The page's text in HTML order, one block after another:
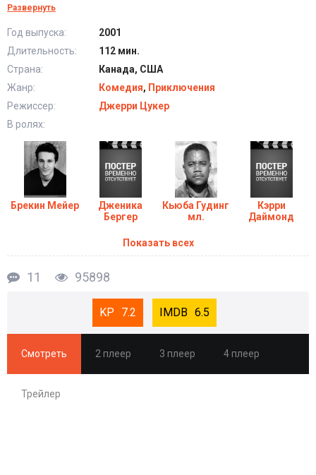
победителя…
Развернуть
Год выпуска:
2001
Длительность:
112 мин.
Страна:
Канада, США
Жанр:
Комедия, Приключения
Режиссер:
Джерри Цукер
В ролях:
Брекин Мейер
Дженика
Бергер
Кьюба Гудинг
мл.
Кэрри
Даймонд
Показать всех
11 95898
7.2 6.5
Смотреть 2 плеер 3 плеер 4 плеер
Трейлер